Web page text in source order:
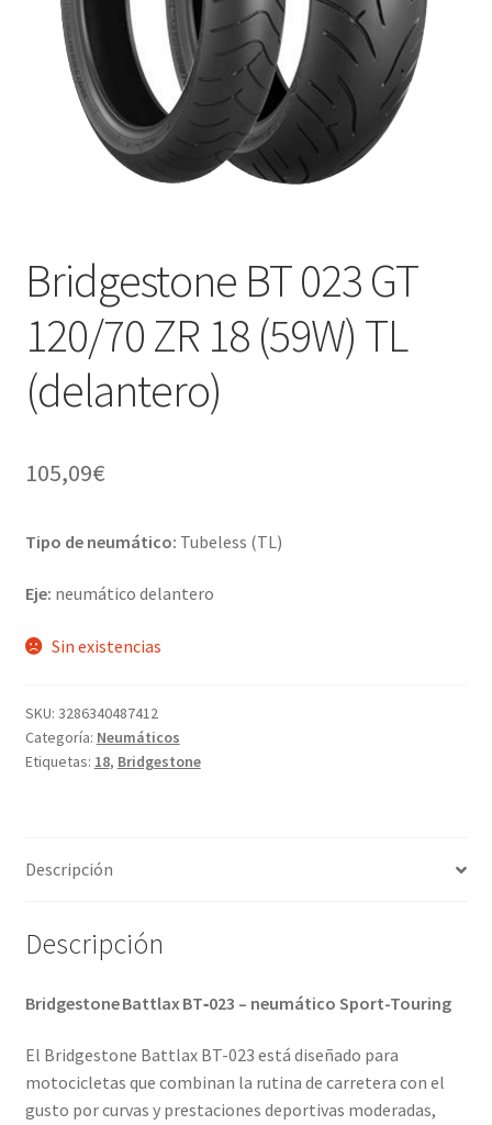
Bridgestone BT 023 GT
120/70 ZR 18 (59W) TL
(delantero)
105,09€
Tipo de neumático: Tubeless (TL)
Eje: neumático delantero
Sin existencias
SKU: 3286340487412
Categoría: Neumáticos
Etiquetas: 18, Bridgestone
Descripción
Descripción
Bridgestone Battlax BT‑023 – neumático Sport-Touring
El Bridgestone Battlax BT-023 está diseñado para
motocicletas que combinan la rutina de carretera con el
gusto por curvas y prestaciones deportivas moderadas,